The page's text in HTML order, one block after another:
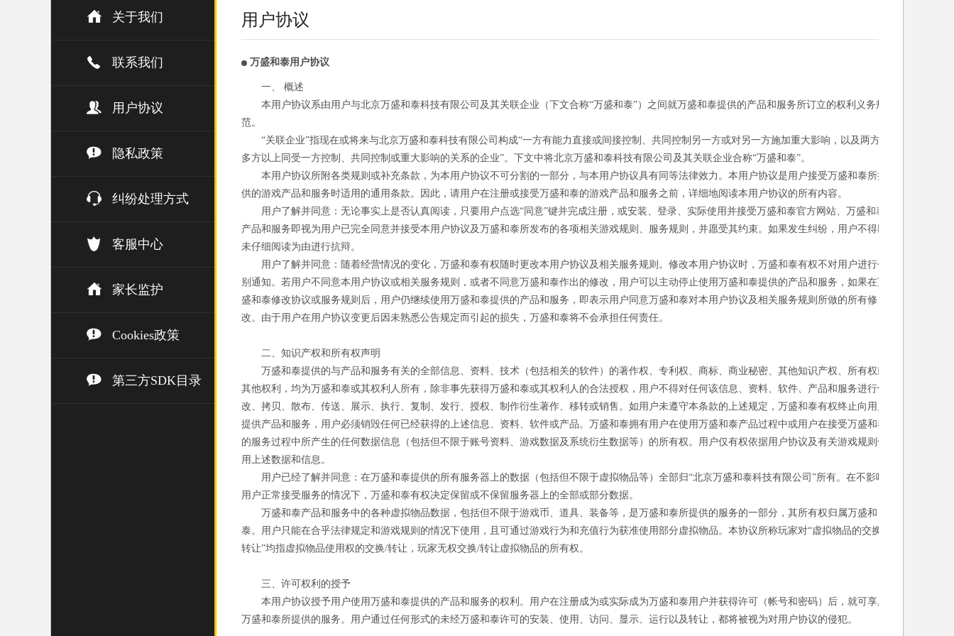
关于我们
联系我们
用户协议
隐私政策
纠纷处理方式
客服中心
家长监护
Cookies政策
第三方SDK目录
用户协议
万盛和泰用户协议
一、 概述
本用户协议系由用户与北京万盛和泰科技有限公司及其关联企业（下文合称“万盛和泰”）之间就万盛和泰提供的产品和服务所订立的权利义务规
范。
“关联企业”指现在或将来与北京万盛和泰科技有限公司构成“一方有能力直接或间接控制、共同控制另一方或对另一方施加重大影响，以及两方或
多方以上同受一方控制、共同控制或重大影响的关系的企业”。下文中将北京万盛和泰科技有限公司及其关联企业合称“万盛和泰”。
本用户协议所附各类规则或补充条款，为本用户协议不可分割的一部分，与本用户协议具有同等法律效力。本用户协议是用户接受万盛和泰所提
供的游戏产品和服务时适用的通用条款。因此，请用户在注册或接受万盛和泰的游戏产品和服务之前，详细地阅读本用户协议的所有内容。
用户了解并同意：无论事实上是否认真阅读，只要用户点选“同意”键并完成注册，或安装、登录、实际使用并接受万盛和泰官方网站、万盛和泰
产品和服务即视为用户已完全同意并接受本用户协议及万盛和泰所发布的各项相关游戏规则、服务规则，并愿受其约束。如果发生纠纷，用户不得以
未仔细阅读为由进行抗辩。
用户了解并同意：随着经营情况的变化，万盛和泰有权随时更改本用户协议及相关服务规则。修改本用户协议时，万盛和泰有权不对用户进行个
别通知。若用户不同意本用户协议或相关服务规则，或者不同意万盛和泰作出的修改，用户可以主动停止使用万盛和泰提供的产品和服务，如果在万
盛和泰修改协议或服务规则后，用户仍继续使用万盛和泰提供的产品和服务，即表示用户同意万盛和泰对本用户协议及相关服务规则所做的所有修
改。由于用户在用户协议变更后因未熟悉公告规定而引起的损失，万盛和泰将不会承担任何责任。
二、知识产权和所有权声明
万盛和泰提供的与产品和服务有关的全部信息、资料、技术（包括相关的软件）的著作权、专利权、商标、商业秘密、其他知识产权、所有权或
其他权利，均为万盛和泰或其权利人所有，除非事先获得万盛和泰或其权利人的合法授权，用户不得对任何该信息、资料、软件、产品和服务进行修
改、拷贝、散布、传送、展示、执行、复制、发行、授权、制作衍生著作、移转或销售。如用户未遵守本条款的上述规定，万盛和泰有权终止向用户
提供产品和服务，用户必须销毁任何已经获得的上述信息、资料、软件或产品。万盛和泰拥有用户在使用万盛和泰产品过程中或用户在接受万盛和泰
的服务过程中所产生的任何数据信息（包括但不限于账号资料、游戏数据及系统衍生数据等）的所有权。用户仅有权依据用户协议及有关游戏规则使
用上述数据和信息。
用户已经了解并同意：在万盛和泰提供的所有服务器上的数据（包括但不限于虚拟物品等）全部归“北京万盛和泰科技有限公司”所有。在不影响
用户正常接受服务的情况下，万盛和泰有权决定保留或不保留服务器上的全部或部分数据。
万盛和泰产品和服务中的各种虚拟物品数据，包括但不限于游戏币、道具、装备等，是万盛和泰所提供的服务的一部分，其所有权归属万盛和
泰。用户只能在合乎法律规定和游戏规则的情况下使用，且可通过游戏行为和充值行为获准使用部分虚拟物品。本协议所称玩家对“虚拟物品的交换/
转让”均指虚拟物品使用权的交换/转让，玩家无权交换/转让虚拟物品的所有权。
三、许可权利的授予
本用户协议授予用户使用万盛和泰提供的产品和服务的权利。用户在注册成为或实际成为万盛和泰用户并获得许可（帐号和密码）后，就可享用
万盛和泰所提供的服务。用户通过任何形式的未经万盛和泰许可的安装、使用、访问、显示、运行以及转让，都将被视为对用户协议的侵犯。